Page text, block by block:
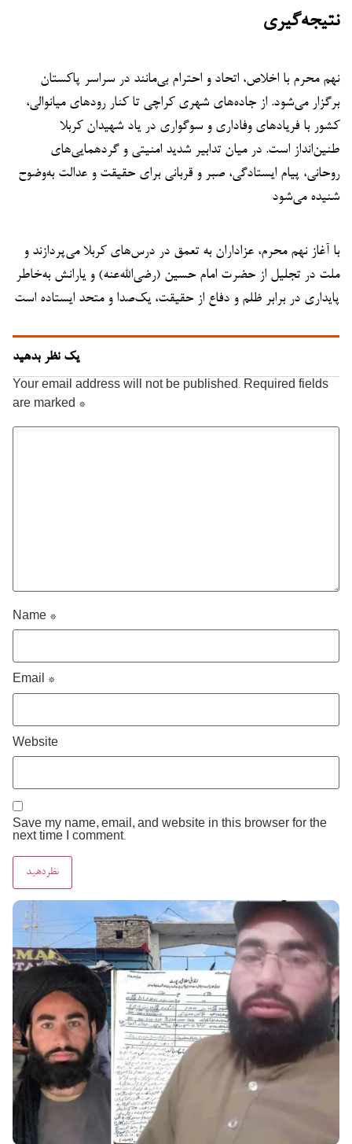
نتیجه‌گیری
نهم محرم با اخلاص، اتحاد و احترام بی‌مانند در سراسر پاکستان
برگزار می‌شود. از جاده‌های شهری کراچی تا کنار رودهای میانوالی،
کشور با فریادهای وفاداری و سوگواری در یاد شهیدان کربلا
طنین‌انداز است. در میان تدابیر شدید امنیتی و گردهمایی‌های
روحانی، پیام ایستادگی، صبر و قربانی برای حقیقت و عدالت به‌وضوح
شنیده می‌شود
با آغاز نهم محرم، عزاداران به تعمق در درس‌های کربلا می‌پردازند و
ملت در تجلیل از حضرت امام حسین (رضی‌الله‌عنه) و یارانش به‌خاطر
پایداری در برابر ظلم و دفاع از حقیقت، یک‌صدا و متحد ایستاده است
یک نظر بدهید
Your email address will not be published. Required fields
are marked *
Name *
Email *
Website
Save my name, email, and website in this browser for the
next time I comment.